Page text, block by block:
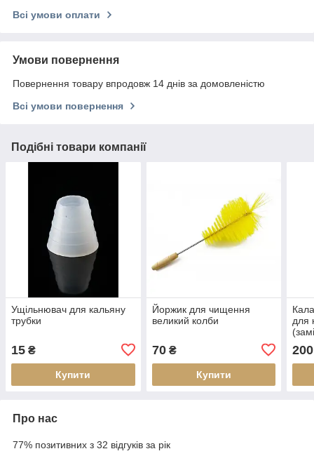
Всі умови оплати
Умови повернення
Повернення товару впродовж 14 днів за домовленістю
Всі умови повернення
Подібні товари компанії
Ущільнювач для кальяну
трубки
15 ₴
Купити
Йоржик для чищення
великий колби
70₴
Купити
для
200
Про нас
77% позитивних з 32 відгуків за рік